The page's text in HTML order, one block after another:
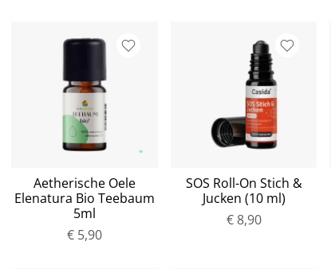
Aetherische Oele
Elenatura Bio Teebaum
5ml
€ 5,90
SOS Roll-On Stich &
Jucken (10 ml)
€ 8,90